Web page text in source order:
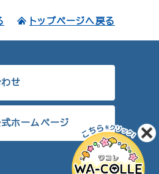
トップページへ戻る
せ
ホームページ